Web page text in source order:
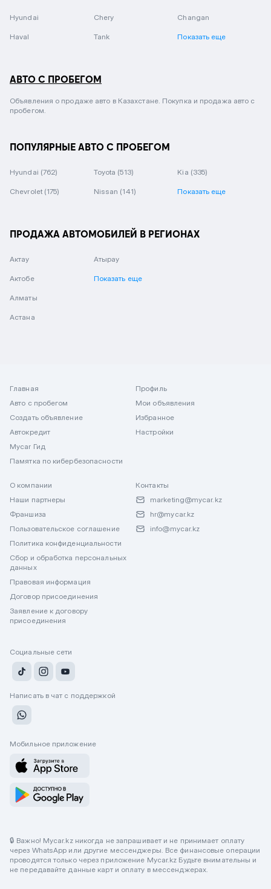
Hyundai Chery Changan
Haval Tank Показать еще
АВТО С ПРОБЕГОМ
Объявления о продаже авто в Казахстане. Покупка и продажа авто с
пробегом.
ПОПУЛЯРНЫЕ АВТО С ПРОБЕГОМ
Hyundai (762) Toyota (513) Kia (335)
Chevrolet (175) Nissan (141) Показать еще
ПРОДАЖА АВТОМОБИЛЕЙ В РЕГИОНАХ
Актау
Актобе
Алматы
Астана
Атырау
Показать еще
Главная
Авто с пробегом
Создать объявление
Автокредит
Mycar Гид
Памятка по кибербезопасности
Профиль
Мои объявления
Избранное
Настройки
О компании
Наши партнеры
Франшиза
Пользовательское соглашение
Политика конфиденциальности
Сбор и обработка персональных
данных
Правовая информация
Договор присоединения
Заявление к договору
присоединения
Контакты
marketing@mycar.kz
hr@mycar.kz
info@mycar.kz
Социальные сети
Написать в чат с поддержкой
Мобильное приложение
🔒 Важно! Mycar.kz никогда не запрашивает и не принимает оплату
через WhatsApp или другие мессенджеры. Все финансовые операции
проводятся только через приложение Mycar.kz Будьте внимательны и
не передавайте данные карт и оплату в мессенджерах.